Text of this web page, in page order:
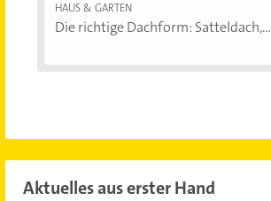
HAUS & GARTEN
Die richtige Dachform: Satteldach,...
Aktuelles aus erster Hand